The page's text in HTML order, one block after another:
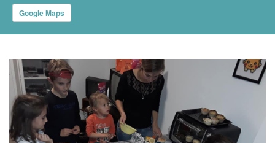
Google Maps